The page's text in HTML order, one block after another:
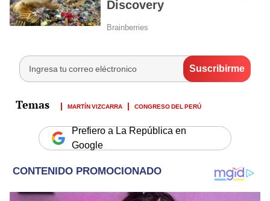
MARTÍN VIZCARRA CONGRESO DEL PERÚ
Prefiero a La República en
Google